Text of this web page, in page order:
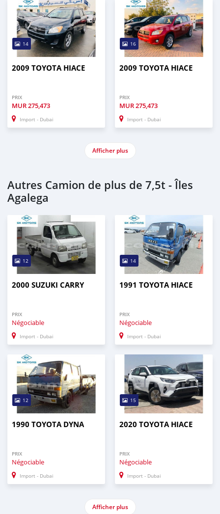
14
2009 TOYOTA HIACE
PRIX
MUR275,473
Import - Dubai
16
2009 TOYOTA HIACE
PRIX
MUR275,473
Import - Dubai
Afficher plus
Autres Camion de plus de 7,5t - Îles
Agalega
12
2000 SUZUKI CARRY
PRIX
Négociable
Import - Dubai
14
1991 TOYOTA HIACE
PRIX
Négociable
Import - Dubai
12
1990 TOYOTA DYNA
PRIX
Négociable
Import - Dubai
15
2020 TOYOTA HIACE
PRIX
Négociable
Import - Dubai
Afficher plus